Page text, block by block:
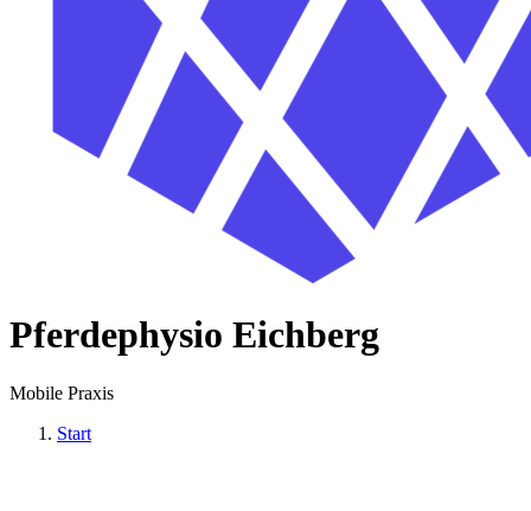
Pferdephysio Eichberg
Mobile Praxis
Start